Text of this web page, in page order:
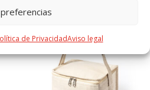
de PrivacidadAviso legal